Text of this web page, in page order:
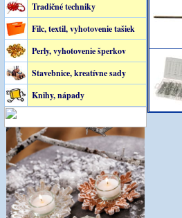
Tradičné techniky
Filc, textil, vyhotovenie tašiek
Perly, vyhotovenie šperkov
Stavebnice, kreatívne sady
Knihy, nápady